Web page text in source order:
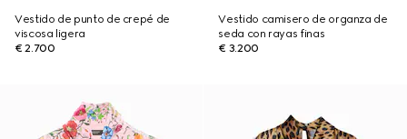
Vestido de punto de crepé de
viscosa ligera
€ 2.700
Vestido camisero de organza de
seda con rayas finas
€ 3.200